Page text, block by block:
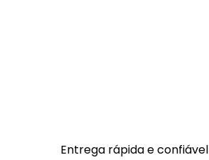
Entrega rápida e confiável